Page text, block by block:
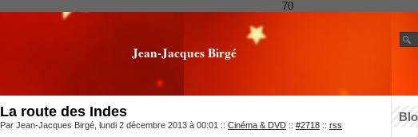
70
Jean-Jacques Birgé
La route des Indes
Par Jean-Jacques Birgé, lundi 2 décembre 2013 à 00:01 :: Cinéma & DVD :: #2718 :: rss